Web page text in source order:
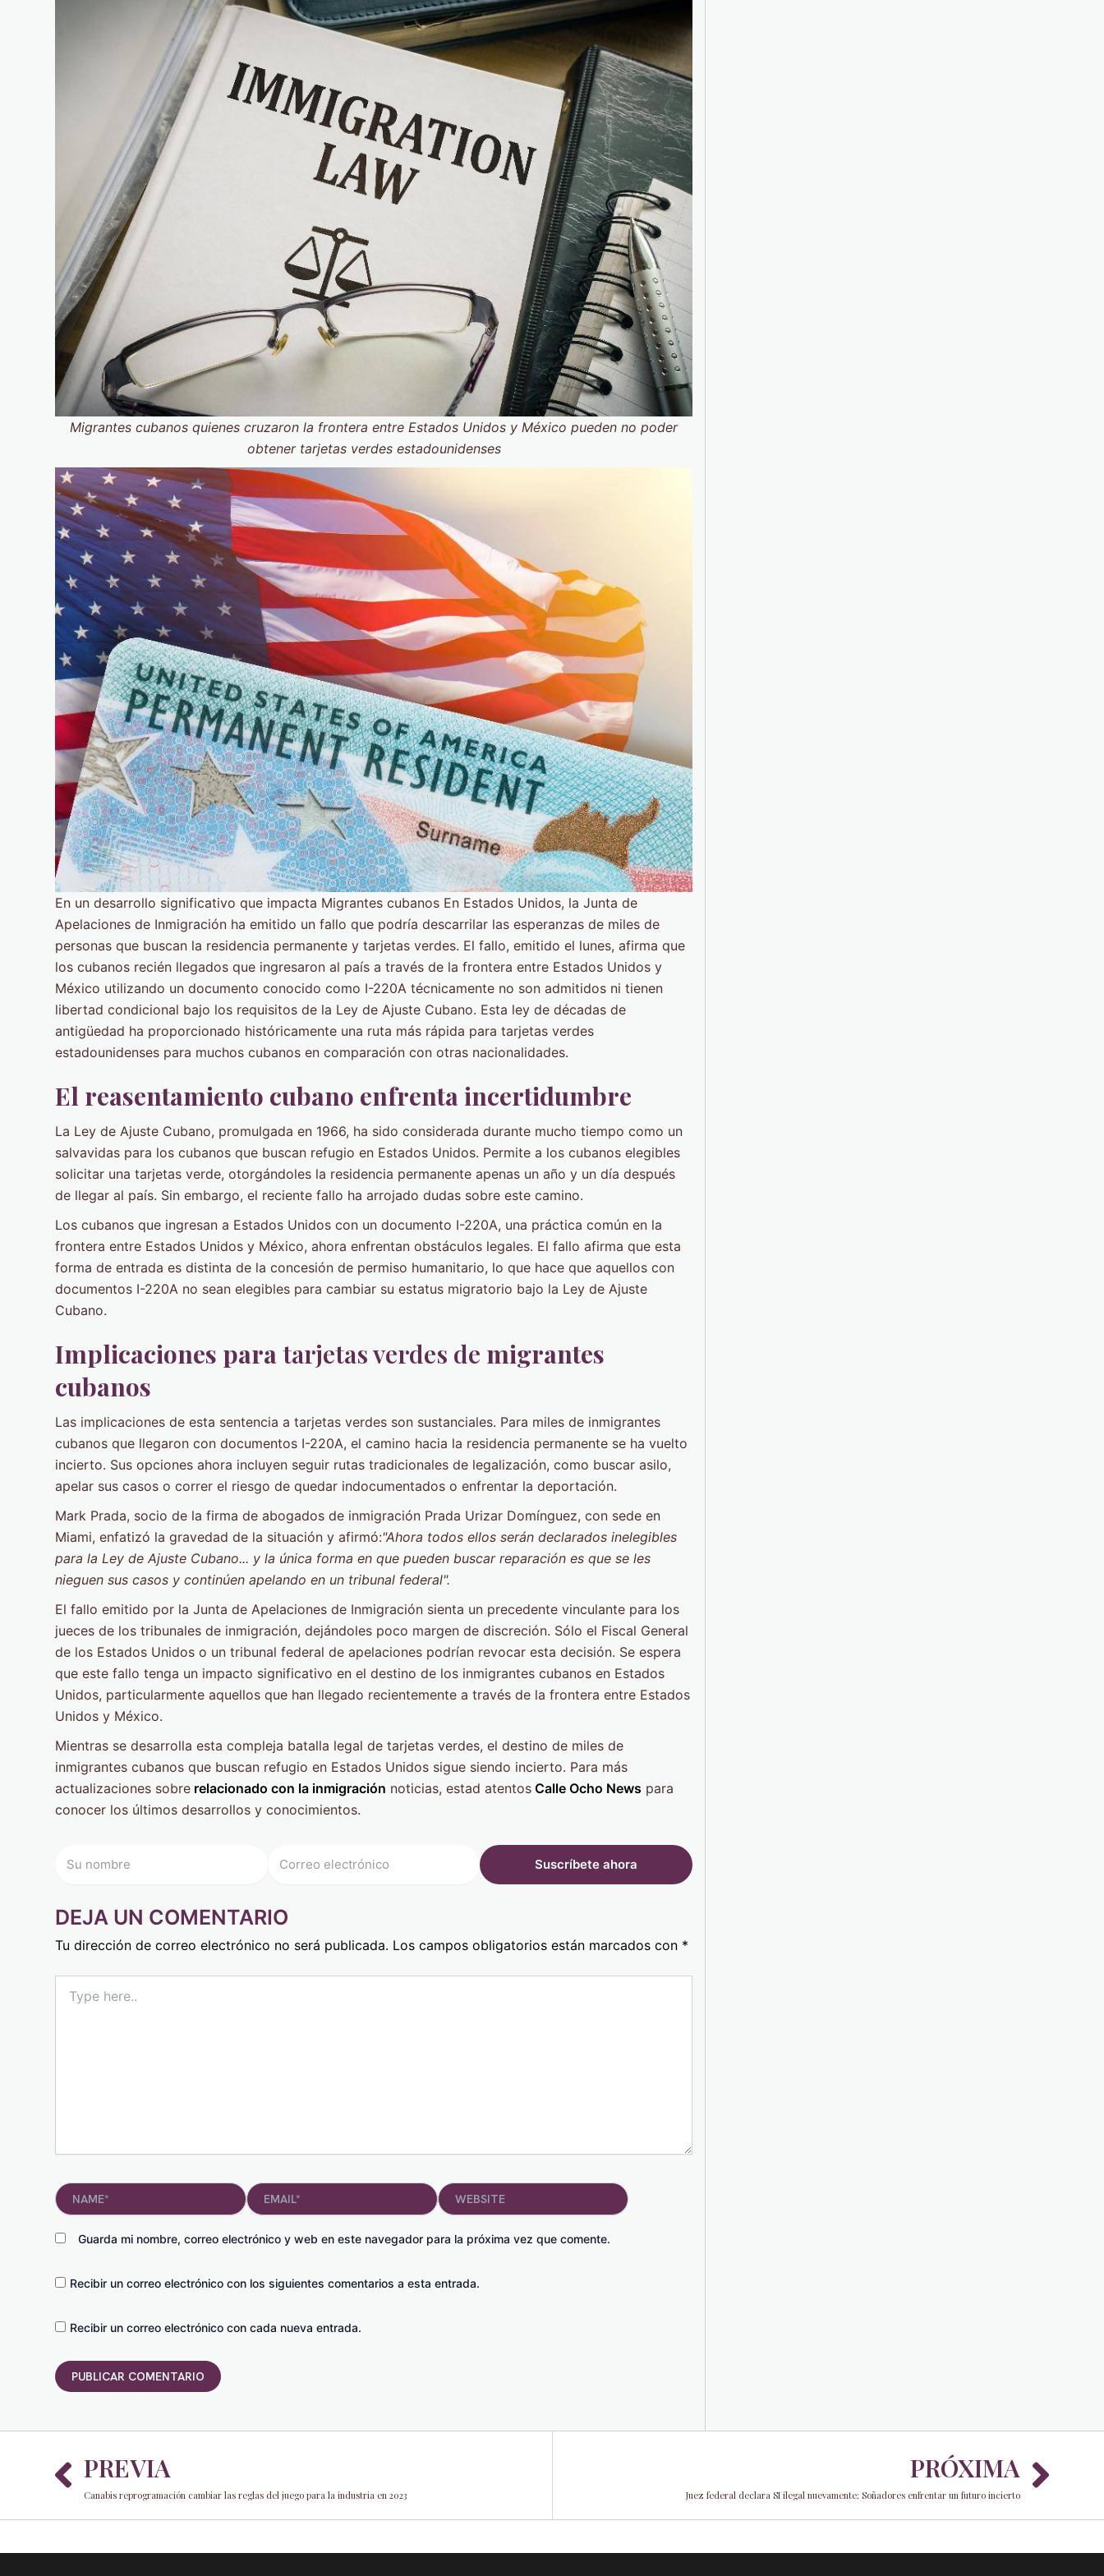
Migrantes cubanos quienes cruzaron la frontera entre Estados Unidos y México pueden no poder
obtener tarjetas verdes estadounidenses
En un desarrollo significativo que impacta Migrantes cubanos En Estados Unidos, la Junta de
Apelaciones de Inmigración ha emitido un fallo que podría descarrilar las esperanzas de miles de
personas que buscan la residencia permanente y tarjetas verdes. El fallo, emitido el lunes, afirma que
los cubanos recién llegados que ingresaron al país a través de la frontera entre Estados Unidos y
México utilizando un documento conocido como I-220A técnicamente no son admitidos ni tienen
libertad condicional bajo los requisitos de la Ley de Ajuste Cubano. Esta ley de décadas de
antigüedad ha proporcionado históricamente una ruta más rápida para tarjetas verdes
estadounidenses para muchos cubanos en comparación con otras nacionalidades.
El reasentamiento cubano enfrenta incertidumbre
La Ley de Ajuste Cubano, promulgada en 1966, ha sido considerada durante mucho tiempo como un
salvavidas para los cubanos que buscan refugio en Estados Unidos. Permite a los cubanos elegibles
solicitar una tarjetas verde, otorgándoles la residencia permanente apenas un año y un día después
de llegar al país. Sin embargo, el reciente fallo ha arrojado dudas sobre este camino.
Los cubanos que ingresan a Estados Unidos con un documento I-220A, una práctica común en la
frontera entre Estados Unidos y México, ahora enfrentan obstáculos legales. El fallo afirma que esta
forma de entrada es distinta de la concesión de permiso humanitario, lo que hace que aquellos con
documentos I-220A no sean elegibles para cambiar su estatus migratorio bajo la Ley de Ajuste
Cubano.
Implicaciones paratarjetas verdes de migrantes
cubanos
Las implicaciones de esta sentencia a tarjetas verdes son sustanciales. Para miles de inmigrantes
cubanos que llegaron con documentos I-220A, el camino hacia la residencia permanente se ha vuelto
incierto. Sus opciones ahora incluyen seguir rutas tradicionales de legalización, como buscar asilo,
apelar sus casos o correr el riesgo de quedar indocumentados o enfrentar la deportación.
Mark Prada, socio de la firma de abogados de inmigración Prada Urizar Domínguez, con sede en
Miami, enfatizó la gravedad de la situación y afirmó:"Ahora todos ellos serán declarados inelegibles
para la Ley de Ajuste Cubano... y la única forma en que pueden buscar reparación es que se les
nieguen sus casos y continúen apelando en un tribunal federal".
El fallo emitido por la Junta de Apelaciones de Inmigración sienta un precedente vinculante para los
jueces de los tribunales de inmigración, dejándoles poco margen de discreción. Sólo el Fiscal General
de los Estados Unidos o un tribunal federal de apelaciones podrían revocar esta decisión. Se espera
que este fallo tenga un impacto significativo en el destino de los inmigrantes cubanos en Estados
Unidos, particularmente aquellos que han llegado recientemente a través de la frontera entre Estados
Unidos y México.
Mientras se desarrolla esta compleja batalla legal de tarjetas verdes, el destino de miles de
inmigrantes cubanos que buscan refugio en Estados Unidos sigue siendo incierto. Para más
actualizaciones sobre relacionado con la inmigración noticias, estad atentos Calle Ocho News para
conocer los últimos desarrollos y conocimientos.
DEJA UN COMENTARIO
Tu dirección de correo electrónico no será publicada. Los campos obligatorios están marcados con *
here..
Name* Email*
Guarda mi nombre, correo electrónico y web en este navegador para la próxima vez que comente.
Website
Recibir un correo electrónico con los siguientes comentarios a esta entrada.
Recibir un correo electrónico con cada nueva entrada.
Prev
PREVIA
Canabis reprogramación cambiar las reglas del juego para la industria en 2023
PRÓXIMA
Juez federal declara SI ilegal nuevamente; Soñadores enfrentar un futuro incierto